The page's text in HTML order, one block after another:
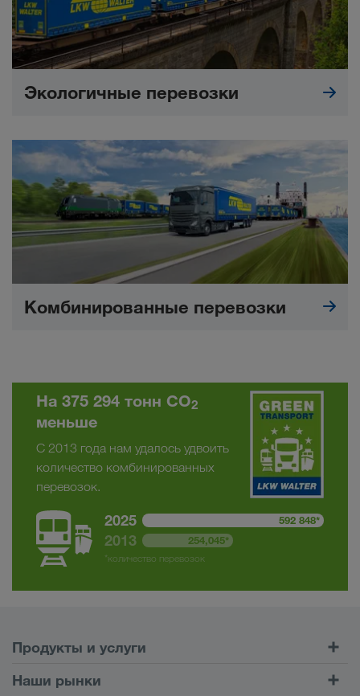
Экологичные перевозки
Комбинированные перевозки
На 375 294 тонн CO2
меньше
С 2013 года нам удалось удвоить
количество комбинированных
перевозок.
2025 592 848*
2013
254,045*
*количество перевозок
Продукты и услуги
Наши рынки